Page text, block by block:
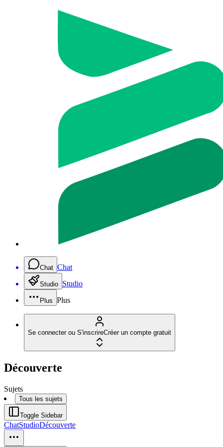
Chat Chat
Studio Studio
Plus Plus
Se connecter ou S'inscrireCréer un compte gratuit
Découverte
Sujets
Tous les sujets
Toggle Sidebar
ChatStudioDécouverte